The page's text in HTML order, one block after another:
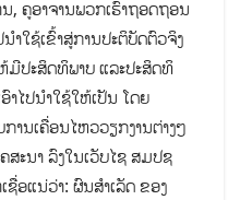
ຄູອາຈານພວກເຮົາຖອດຖອນ
າໃຊ້ເຂົ້າສູ່ການປະຕິບັດຕົວຈິງ
ປະສິດທິພາບ ແລະປະສິດທິ
າໄປນໍາໃຊ້ໃຫ້ເປັນ ໂດຍ
ານເຄື່ອນໄຫວວຽກງານຕ່າງໆ
ະນາ ລົງໃນເວັບໄຊ ສມປຊ
ຊື່ອແນ່ວ່າ: ຜົນສໍາເລັດ ຂອງ